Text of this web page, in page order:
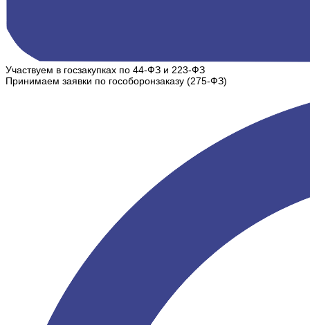
Участвуем в госзакупках по 44-ФЗ и 223-ФЗ
Принимаем заявки по гособоронзаказу (275-ФЗ)